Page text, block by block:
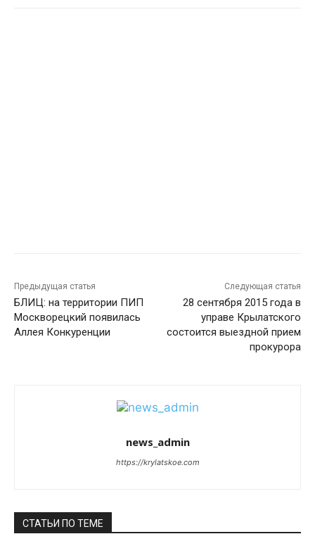
Предыдущая статья
БЛИЦ: на территории ПИП
Москворецкий появилась
Аллея Конкуренции
Следующая статья
28 сентября 2015 года в
управе Крылатского
состоится выездной прием
прокурора
news_admin
https://krylatskoe.com
СТАТЬИ ПО ТЕМЕ